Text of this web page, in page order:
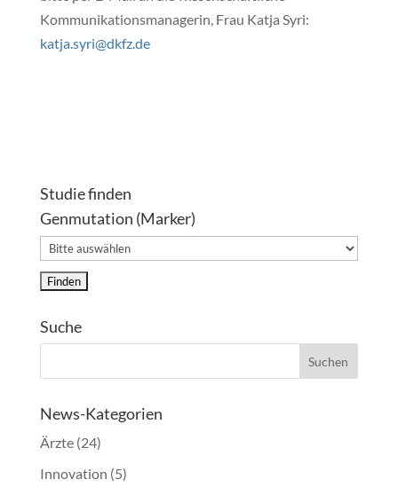
Kommunikationsmanagerin, Frau Katja Syri:
katja.syri@dkfz.de
Studie finden
Genmutation (Marker)
Suche
News-Kategorien
Ärzte(24)
Innovation (5)